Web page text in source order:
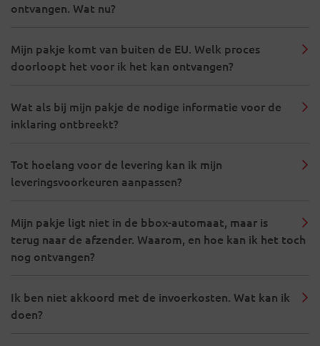
ontvangen. Wat nu?
Mijn pakje komt van buiten de EU. Welk proces
doorloopt het voor ik het kan ontvangen?
Wat als bij mijn pakje de nodige informatie voor de
inklaring ontbreekt?
Tot hoelang voor de levering kan ik mijn
leveringsvoorkeuren aanpassen?
Mijn pakje ligt niet in de bbox-automaat, maar is
terug naar de afzender. Waarom, en hoe kan ik het toch
nog ontvangen?
Ik ben niet akkoord met de invoerkosten. Wat kan ik
doen?